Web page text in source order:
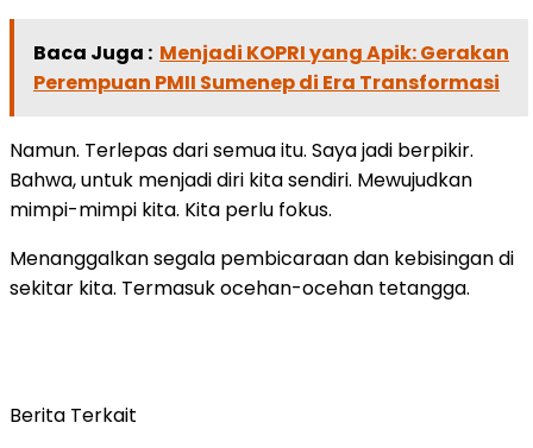
Baca Juga : Menjadi KOPRI yang Apik: Gerakan
Perempuan PMII Sumenep di Era Transformasi
Namun. Terlepas dari semua itu. Saya jadi berpikir.
Bahwa, untuk menjadi diri kita sendiri. Mewujudkan
mimpi-mimpi kita. Kita perlu fokus.
Menanggalkan segala pembicaraan dan kebisingan di
sekitar kita. Termasuk ocehan-ocehan tetangga.
Berita Terkait